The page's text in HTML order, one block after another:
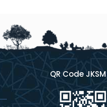
QR Code JKSM